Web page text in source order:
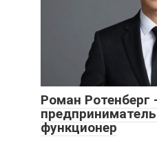
Роман Ротенберг
функционер